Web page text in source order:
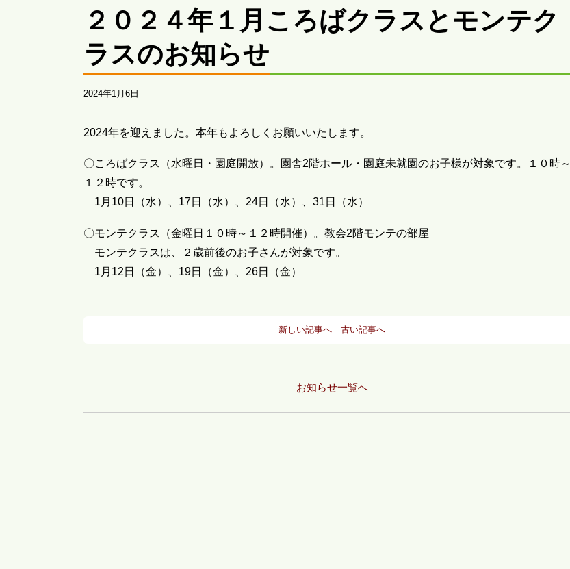
２０２４年１月ころばクラスとモンテク
ラスのお知らせ
2024年1月6日
2024年を迎えました。本年もよろしくお願いいたします。
〇ころばクラス（水曜日・園庭開放）。園舎2階ホール・園庭未就園のお子様が対象です。１０時～
１２時です。
1月10日（水）、17日（水）、24日（水）、31日（水）
〇モンテクラス（金曜日１０時～１２時開催）。教会2階モンテの部屋
モンテクラスは、２歳前後のお子さんが対象です。
1月12日（金）、19日（金）、26日（金）
新しい記事へ 古い記事へ
お知らせ一覧へ